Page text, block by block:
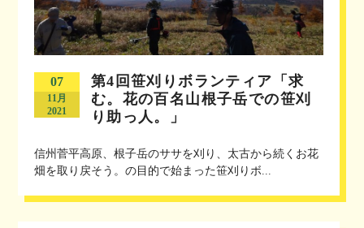
07
11月
2021
第4回笹刈りボランティア「求
む。花の百名山根子岳での笹刈
り助っ人。」
信州菅平高原、根子岳のササを刈り、太古から続くお花
畑を取り戻そう。の目的で始まった笹刈りボ...